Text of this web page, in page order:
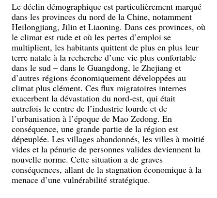
Le déclin démographique est particulièrement marqué
dans les provinces du nord de la Chine, notamment
Heilongjiang, Jilin et Liaoning. Dans ces provinces, où
le climat est rude et où les pertes d’emploi se
multiplient, les habitants quittent de plus en plus leur
terre natale à la recherche d’une vie plus confortable
dans le sud – dans le Guangdong, le Zhejiang et
d’autres régions économiquement développées au
climat plus clément. Ces flux migratoires internes
exacerbent la dévastation du nord-est, qui était
autrefois le centre de l’industrie lourde et de
l’urbanisation à l’époque de Mao Zedong. En
conséquence, une grande partie de la région est
dépeuplée. Les villages abandonnés, les villes à moitié
vides et la pénurie de personnes valides deviennent la
nouvelle norme. Cette situation a de graves
conséquences, allant de la stagnation économique à la
menace d’une vulnérabilité stratégique.